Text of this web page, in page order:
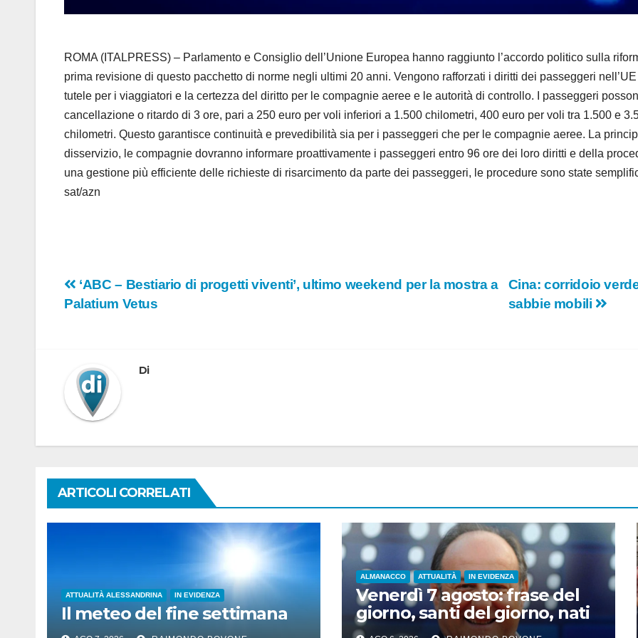
e
o
ROMA (ITALPRESS) – Parlamento e Consiglio dell’Unione Europea hanno raggiunto l’accordo politico sulla
prima revisione di questo pacchetto di norme negli ultimi 20 anni. Vengono rafforzati i diritti dei passeggeri
tutele per i viaggiatori e la certezza del diritto per le compagnie aeree e le autorità di controllo. I passeggeri
cancellazione o ritardo di 3 ore, pari a 250 euro per voli inferiori a 1.500 chilometri, 400 euro per voli tra 1.500 e
chilometri. Questo garantisce continuità e prevedibilità sia per i passeggeri che per le compagnie aeree. La
disservizio, le compagnie dovranno informare proattivamente i passeggeri entro 96 ore dei loro diritti e della
una gestione più efficiente delle richieste di risarcimento da parte dei passeggeri, le procedure sono state
sat/azn
Navigazione
Cina: corridoio
sabbie mobili
‘ABC – Bestiario di progetti viventi’, ultimo weekend per la mostra a
Palatium Vetus
Di
ARTICOLI CORRELATI
ATTUALITÀ ALESSANDRINA IN EVIDENZA
Il meteo del fine settimana
ALMANACCO ATTUALITÀ IN EVIDENZA
Venerdì 7 agosto: frase del
giorno, santi del giorno, nati
famosi, accadde oggi